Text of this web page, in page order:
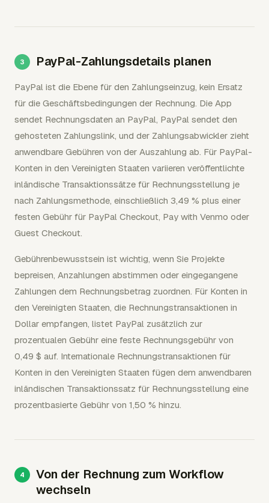
PayPal-Zahlungsdetails planen
PayPal ist die Ebene für den Zahlungseinzug, kein Ersatz
für die Geschäftsbedingungen der Rechnung. Die App
sendet Rechnungsdaten an PayPal, PayPal sendet den
gehosteten Zahlungslink, und der Zahlungsabwickler zieht
anwendbare Gebühren von der Auszahlung ab. Für PayPal-
Konten in den Vereinigten Staaten variieren veröffentlichte
inländische Transaktionssätze für Rechnungsstellung je
nach Zahlungsmethode, einschließlich 3,49 % plus einer
festen Gebühr für PayPal Checkout, Pay with Venmo oder
Guest Checkout.
Gebührenbewusstsein ist wichtig, wenn Sie Projekte
bepreisen, Anzahlungen abstimmen oder eingegangene
Zahlungen dem Rechnungsbetrag zuordnen. Für Konten in
den Vereinigten Staaten, die Rechnungstransaktionen in
Dollar empfangen, listet PayPal zusätzlich zur
prozentualen Gebühr eine feste Rechnungsgebühr von
0,49 $ auf. Internationale Rechnungstransaktionen für
Konten in den Vereinigten Staaten fügen dem anwendbaren
inländischen Transaktionssatz für Rechnungsstellung eine
prozentbasierte Gebühr von 1,50 % hinzu.
Von der Rechnung zum Workflow
wechseln